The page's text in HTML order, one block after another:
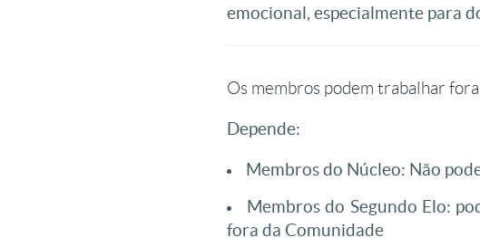
emocional, especialmente para
Os membros podem trabalhar
Depende:
Membros do Núcleo: Não
Membros do Segundo Elo:
fora da Comunidade